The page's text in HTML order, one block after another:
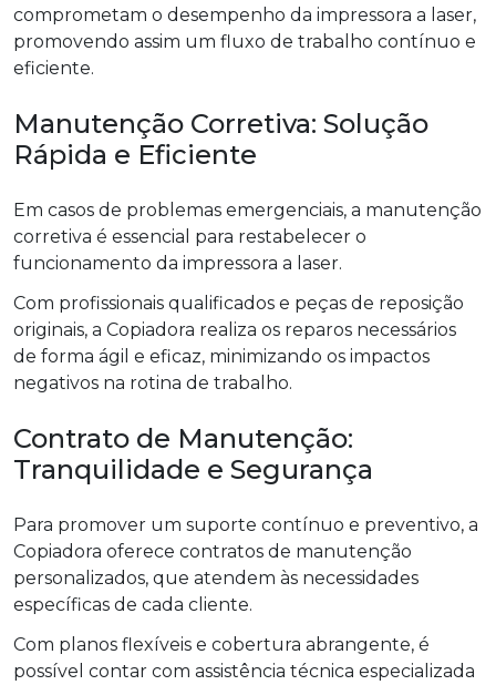
comprometam o desempenho da impressora a laser,
promovendo assim um fluxo de trabalho contínuo e
eficiente.
Manutenção Corretiva: Solução
Rápida e Eficiente
Em casos de problemas emergenciais, a manutenção
corretiva é essencial para restabelecer o
funcionamento da impressora a laser.
Com profissionais qualificados e peças de reposição
originais, a Copiadora realiza os reparos necessários
de forma ágil e eficaz, minimizando os impactos
negativos na rotina de trabalho.
Contrato de Manutenção:
Tranquilidade e Segurança
Para promover um suporte contínuo e preventivo, a
Copiadora oferece contratos de manutenção
personalizados, que atendem às necessidades
específicas de cada cliente.
Com planos flexíveis e cobertura abrangente, é
possível contar com assistência técnica especializada